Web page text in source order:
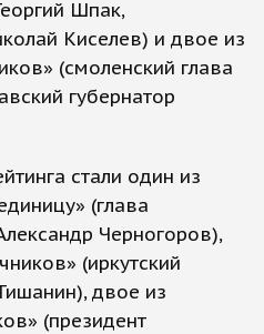
Шпак,
Киселев) и двое из
(смоленский глава
губернатор
стали один из
(глава
Черногоров),
(иркутский
двое из
(президент